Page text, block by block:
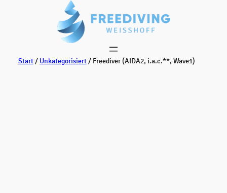
Start/ Unkategorisiert/ Freediver (AIDA2, i.a.c.**, Wave1)